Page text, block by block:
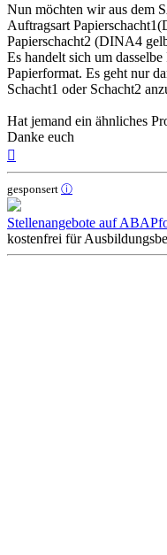
Nun möchten wir aus dem
Auftragsart
Papierschacht2 (DINA4
Es handelt sich um
Papierformat. Es geht nur
Schacht1 oder Schacht2
Hat jemand ein ähnliches
Danke euch
gesponsert ⓘ
Stellenangebote auf
kostenfrei für